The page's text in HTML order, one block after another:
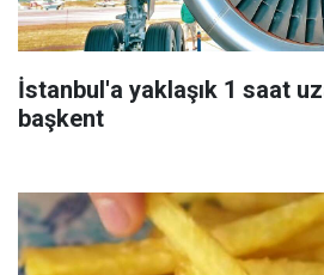
İstanbul'a yaklaşık 1 saat
başkent